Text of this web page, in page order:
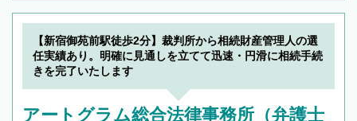
【新宿御苑前駅徒歩2分】裁判所から相続財産管理人の選
任実績あり。明確に見通しを立てて迅速・円滑に相続手続
きを完了いたします
アートグラム総合法律事務所（弁護士